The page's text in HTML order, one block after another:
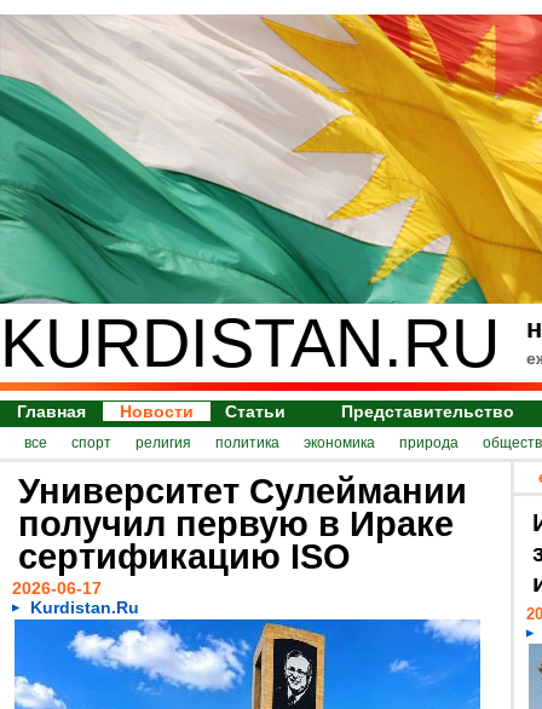
KURDISTAN.RU
Главная Новости Статьи Представительство
все спорт религия политика экономика природа
Университет Сулеймании
получил первую в Ираке
сертификацию ISO
2026-06-17
Kurdistan.Ru